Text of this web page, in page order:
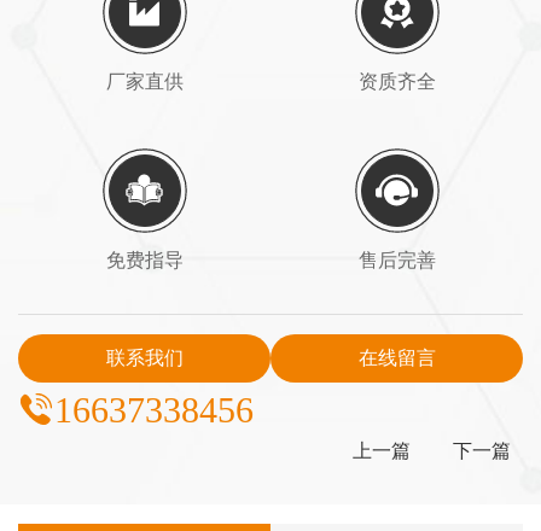
厂家直供 资质齐全
免费指导 售后完善
联系我们 在线留言
16637338456
上一篇 下一篇